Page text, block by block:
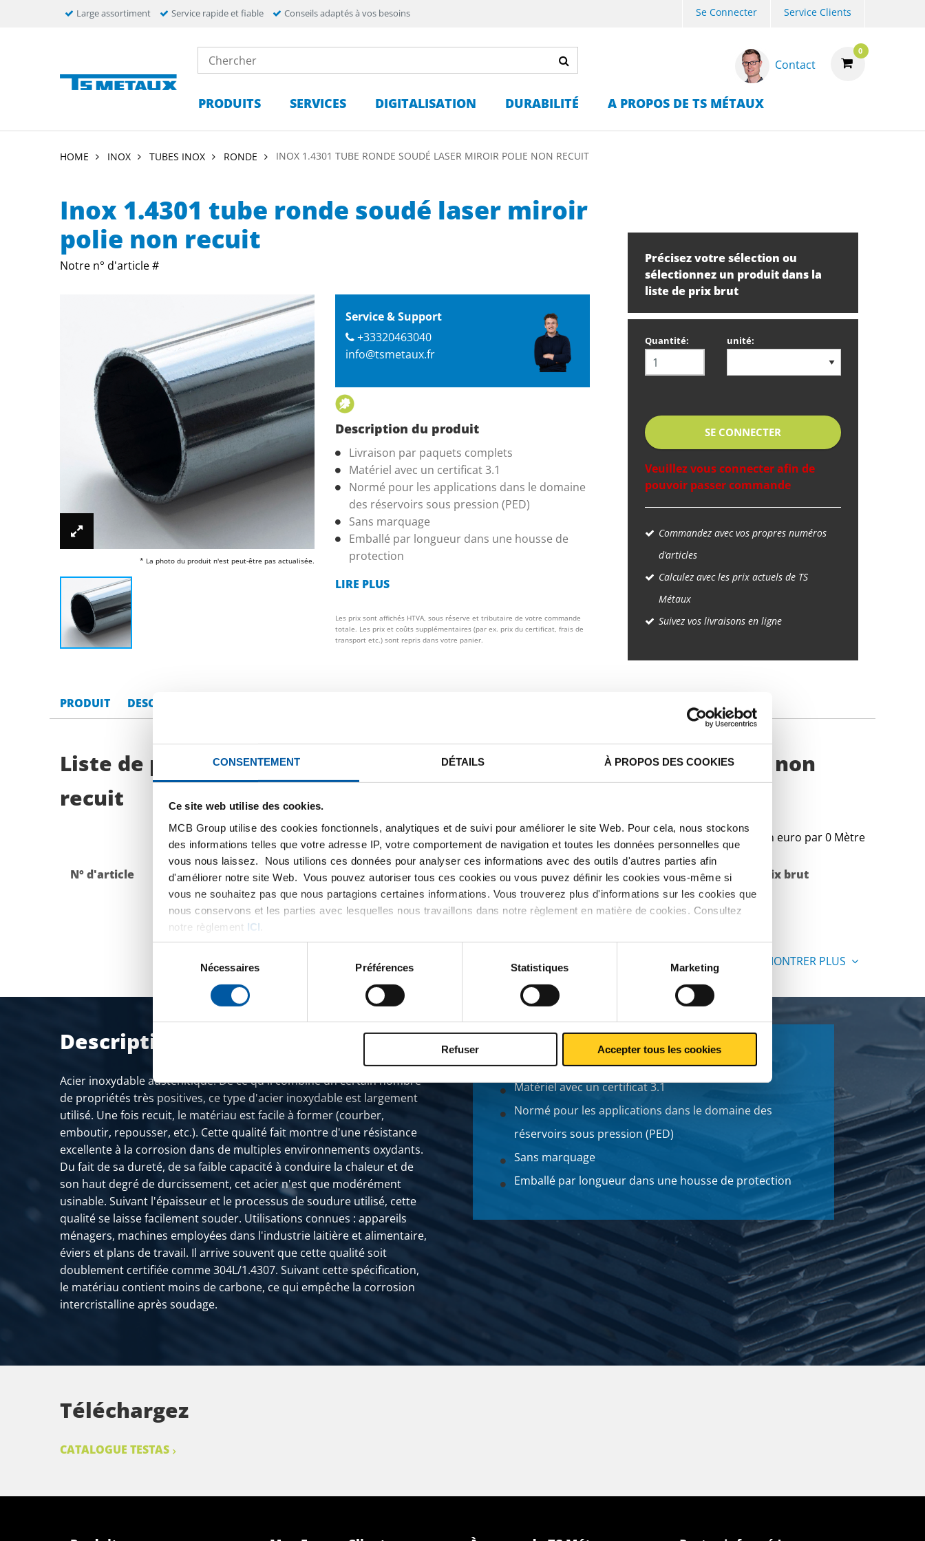
CONSENTEMENT DÉTAILS À PROPOS DES COOKIES
Ce site web utilise des cookies.
MCB Group utilise des cookies fonctionnels, analytiques et de suivi pour améliorer le site Web. Pour cela, nous stockons
des informations telles que votre adresse IP, votre comportement de navigation et toutes les données personnelles que
vous nous laissez. Nous utilions ces données pour analyser ces informations avec des outils d'autres parties afin
d'améliorer notre site Web. Vous pouvez autoriser tous ces cookies ou vous puvez définir les cookies vous-même si
vous ne souhaitez pas que nous partagions certaines informations. Vous trouverez plus d'informations sur les cookies que
nous conservons et les parties avec lesquelles nous travaillons dans notre règlement en matière de cookies. Consultez
notre règlement ICI
consentement
Nécessaires Préférences Statistiques Marketing
Refuser Accepter tous les cookies
Large assortiment Service rapide et fiable Conseils adaptés à vos besoins Se Connecter Service Clients
0
Contact
PRODUITS SERVICES DIGITALISATION DURABILITÉ A PROPOS DE TS MÉTAUX
HOME INOX TUBES INOX RONDE INOX 1.4301 TUBE RONDE SOUDÉ LASER MIROIR POLIE NON RECUIT
Inox 1.4301 tube ronde soudé laser miroir
polie non recuit
Notre n° d'article #
* La photo du produit n'est peut-être pas actualisée.
Service & Support
+33320463040
info@tsmetaux.fr
Description du produit
Livraison par paquets complets
Matériel avec un certificat 3.1
Normé pour les applications dans le domaine
des réservoirs sous pression (PED)
Sans marquage
Emballé par longueur dans une housse de
protection
LIRE PLUS
Les prix sont affichés HTVA, sous réserve et tributaire de votre commande
totale. Les prix et coûts supplémentaires (par ex. prix du certificat, frais de
transport etc.) sont repris dans votre panier.
Précisez votre sélection ou
sélectionnez un produit dans la
liste de prix brut
Quantité: unité:
SE CONNECTER
Veuillez vous connecter afin de
pouvoir passer commande
Commandez avec vos propres numéros
d’articles
Calculez avec les prix actuels de TS
Métaux
Suivez vos livraisons en ligne
PRODUIT DESCRIPTION DU PRODUIT
Liste de prix bruts: Inox 1.4301 tube ronde soudé laser miroir polie non
recuit
Prix en euro par 0 Mètre
N° d'article Description
Poids des pièces en
Prix brut
MONTRER PLUS
Description du produit
Acier inoxydable austénitique. De ce qu'il combine un certain nombre
de propriétés très positives, ce type d'acier inoxydable est largement
utilisé. Une fois recuit, le matériau est facile à former (courber,
emboutir, repousser, etc.). Cette qualité fait montre d'une résistance
excellente à la corrosion dans de multiples environnements oxydants.
Du fait de sa dureté, de sa faible capacité à conduire la chaleur et de
son haut degré de durcissement, cet acier n'est que modérément
usinable. Suivant l'épaisseur et le processus de soudure utilisé, cette
qualité se laisse facilement souder. Utilisations connues : appareils
ménagers, machines employées dans l'industrie laitière et alimentaire,
éviers et plans de travail. Il arrive souvent que cette qualité soit
doublement certifiée comme 304L/1.4307. Suivant cette spécification,
le matériau contient moins de carbone, ce qui empêche la corrosion
intercristalline après soudage.
Livraison par paquets complets
Matériel avec un certificat 3.1
Normé pour les applications dans le domaine des
réservoirs sous pression (PED)
Sans marquage
Emballé par longueur dans une housse de protection
Téléchargez
CATALOGUE TESTAS